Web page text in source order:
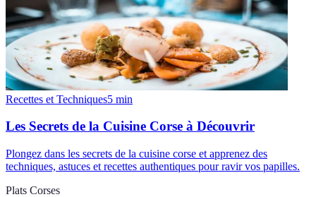
Recettes et Techniques5 min
Les Secrets de la Cuisine Corse à Découvrir
Plongez dans les secrets de la cuisine corse et apprenez des
techniques, astuces et recettes authentiques pour ravir vos papilles.
Plats Corses